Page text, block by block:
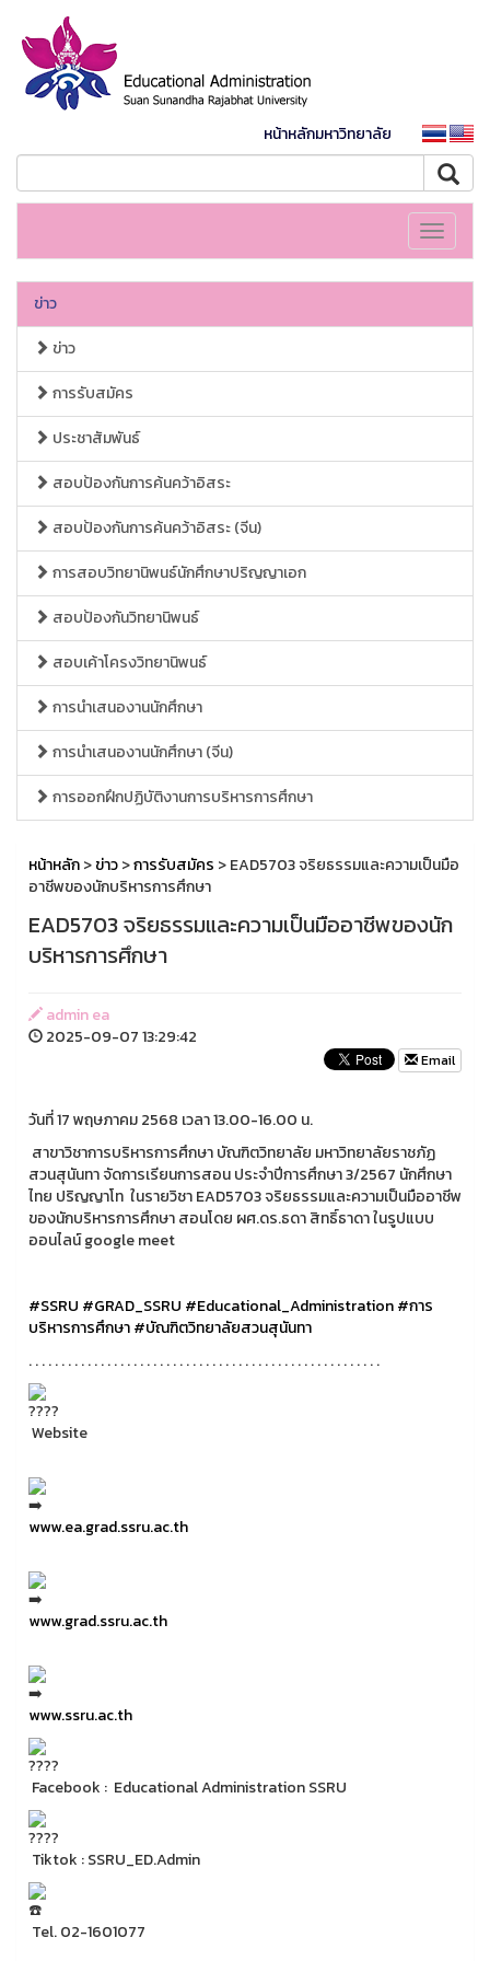
หน้าหลักมหาวิทยาลัย
Toggle
ข่าว
ข่าว
การรับสมัคร
ประชาสัมพันธ์
สอบป้องกันการค้นคว้าอิสระ
สอบป้องกันการค้นคว้าอิสระ (จีน)
การสอบวิทยานิพนธ์นักศึกษาปริญญาเอก
สอบป้องกันวิทยานิพนธ์
สอบเค้าโครงวิทยานิพนธ์
การนำเสนองานนักศึกษา
การนำเสนองานนักศึกษา (จีน)
การออกฝึกปฏิบัติงานการบริหารการศึกษา
หน้าหลัก>ข่าว>การรับสมัคร > EAD5703 จริยธรรมและความเป็นมือ
อาชีพของนักบริหารการศึกษา
EAD5703 จริยธรรมและความเป็นมืออาชีพของนัก
บริหารการศึกษา
admin ea
2025-09-07 13:29:42
Email
วันที่ 17 พฤษภาคม 2568 เวลา 13.00-16.00 น.
สาขาวิชาการบริหารการศึกษา บัณฑิตวิทยาลัย มหาวิทยาลัยราชภัฏ
สวนสุนันทา จัดการเรียนการสอน ประจำปีการศึกษา 3/2567 นักศึกษา
ไทย ปริญญาโท ในรายวิชา EAD5703 จริยธรรมและความเป็นมืออาชีพ
ของนักบริหารการศึกษา สอนโดย ผศ.ดร.ธดา สิทธิ์ธาดา ในรูปแบบ
ออนไลน์ google meet
#SSRU #GRAD_SSRU #Educational_Administration#การ
บริหารการศึกษา#บัณฑิตวิทยาลัยสวนสุนันทา
. . . . . . . . . . . . . . . . . . . . . . . . . . . . . . . . . . . . . . . . . . . . . . . . . . . . . .
Website
www.ea.grad.ssru.ac.th
www.grad.ssru.ac.th
www.ssru.ac.th
Facebook : Educational Administration SSRU
Tiktok : SSRU_ED.Admin
Tel. 02-1601077